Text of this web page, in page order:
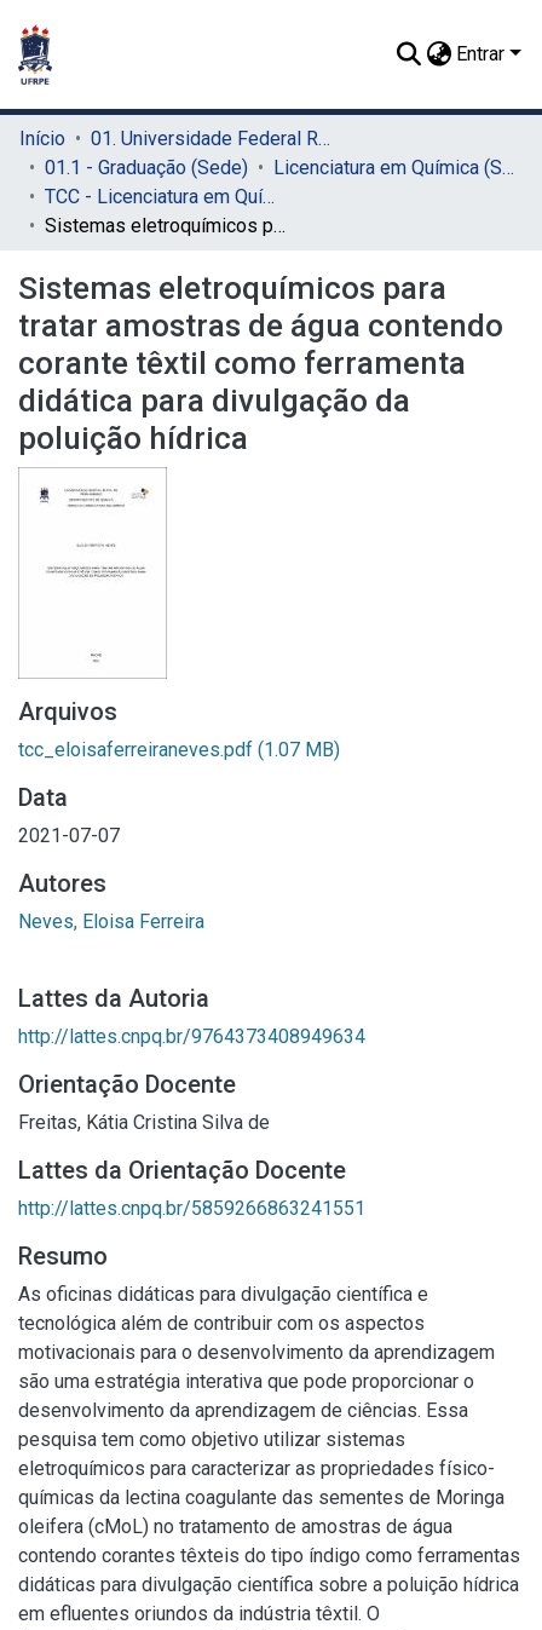
Entrar
Início
01. Universidade Federal Rural de Pernambuco - UFRPE (Sede)
01.1 - Graduação (Sede)
Licenciatura em Química (Sede)
TCC - Licenciatura em Química (Sede)
Sistemas eletroquímicos para tratar amostras de água contendo corante têxtil como ferramenta didática para divulgação da poluição hídrica
Sistemas eletroquímicos para
tratar amostras de água contendo
corante têxtil como ferramenta
didática para divulgação da
poluição hídrica
Arquivos
tcc_eloisaferreiraneves.pdf (1.07 MB)
Data
2021-07-07
Autores
Neves, Eloisa Ferreira
Lattes da Autoria
http://lattes.cnpq.br/9764373408949634
Orientação Docente
Freitas, Kátia Cristina Silva de
Lattes da Orientação Docente
http://lattes.cnpq.br/5859266863241551
Resumo
As oficinas didáticas para divulgação científica e
tecnológica além de contribuir com os aspectos
motivacionais para o desenvolvimento da aprendizagem
são uma estratégia interativa que pode proporcionar o
desenvolvimento da aprendizagem de ciências. Essa
pesquisa tem como objetivo utilizar sistemas
eletroquímicos para caracterizar as propriedades físico-
químicas da lectina coagulante das sementes de Moringa
oleifera (cMoL) no tratamento de amostras de água
contendo corantes têxteis do tipo índigo como ferramentas
didáticas para divulgação científica sobre a poluição hídrica
em efluentes oriundos da indústria têxtil. O